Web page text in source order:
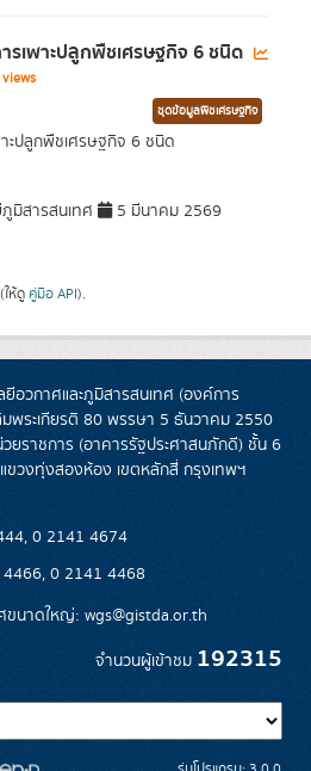
รเพาะปลูกพืชเศรษฐกิจ 6 ชนิด
ชุดข้อมูลพืชเศรษฐกิจ
ะปลูกพืชเศรษฐกิจ 6 ชนิด
มิสารสนเทศ 5 มีนาคม 2569
(ให้ดู คู่มือ API).
อวกาศและภูมิสารสนเทศ (องค์การ
พระเกียรติ 80 พรรษา 5 ธันวาคม 2550
ยราชการ (อาคารรัฐประศาสนภักดี) ชั้น 6
ขวงทุ่งสองห้อง เขตหลักสี่ กรุงเทพฯ
0 2141 4674
0 2141 4468
นาดใหญ่: wgs@gistda.or.th
จำนวนผู้เข้าชม 192315